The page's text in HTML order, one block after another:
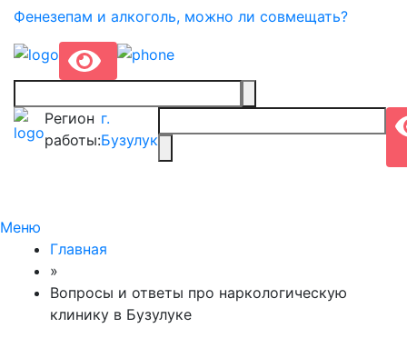
Фенезепам и алкоголь, можно ли совмещать?
Регион
работы:
г.
Бузулук
Меню
Главная
»
Вопросы и ответы про наркологическую
клинику в Бузулуке